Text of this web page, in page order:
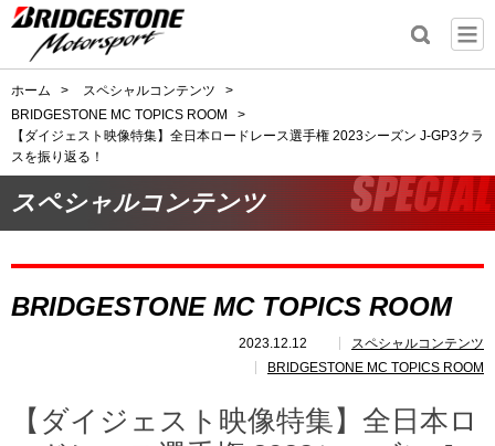
ホーム > スペシャルコンテンツ
>
BRIDGESTONE MC TOPICS ROOM
>
【ダイジェスト映像特集】全日本ロードレース選手権 2023シーズン J-GP3クラ
スを振り返る！
スペシャルコンテンツ
BRIDGESTONE MC TOPICS ROOM
2023.12.12
スペシャルコンテンツ
BRIDGESTONE MC TOPICS ROOM
【ダイジェスト映像特集】全日本ロ